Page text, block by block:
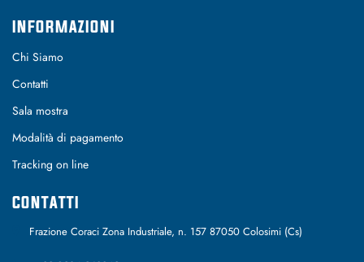
INFORMAZIONI
Chi Siamo
Contatti
Sala mostra
Modalità di pagamento
Tracking on line
CONTATTI
Frazione Coraci Zona Industriale, n. 157 87050 Colosimi (Cs)